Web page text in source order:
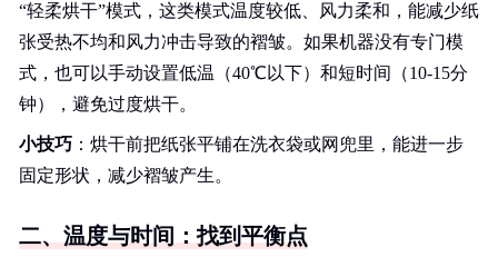
“轻柔烘干”模式，这类模式温度较低、风力柔和，能减少纸
张受热不均和风力冲击导致的褶皱。如果机器没有专门模
式，也可以手动设置低温（40℃以下）和短时间（10-15分
钟），避免过度烘干。
小技巧 ：烘干前把纸张平铺在洗衣袋或网兜里，能进一步
固定形状，减少褶皱产生。
二、温度与时间：找到平衡点